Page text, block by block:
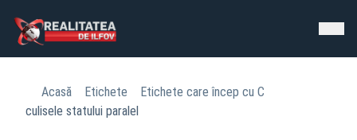
Acasă Etichete
Etichete care încep cu C
culisele statului paralel